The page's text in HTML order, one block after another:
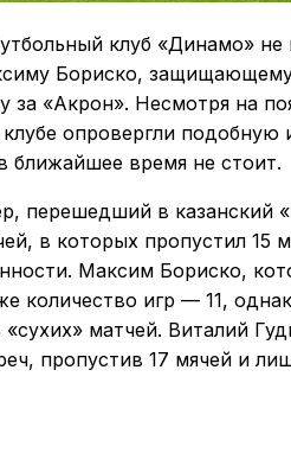
клуб «Динамо» не
Бориско,
за «Акрон». Несмотря на
клубе опровергли
ближайшее время не стоит.
перешедший в казанский
в которых пропустил 15
Максим Бориско,
количество игр — 11,
матчей. Виталий
пропустив 17 мячей и